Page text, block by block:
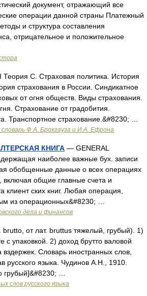
документ, отражающий все
операции данной страны Платежный
и структура составления
отрицательное и положительное
С. Страховая политика. История
страхования в России. Синдикатное
от огня обществ. Виды страхования.
Страхование от градобития.
Транспортное страхование.&#8230; …
словарь Ф.А. Брокгауза и И.А. Ефрона
КНИГА — GENERAL
наиболее важные бух. записи
обобщенные данные о всех операциях
общие главные счета и
клиент ских книг. Любая операция,
из операционных&#8230; …
дела и финансов
от лат. bruttus тяжелый, грубый). 1)
с упаковкой. 2) доход брутто валовой
вздержек. Словарь иностранных слов,
русского языка. Чудинов А.Н., 1910.
…
слов русского языка